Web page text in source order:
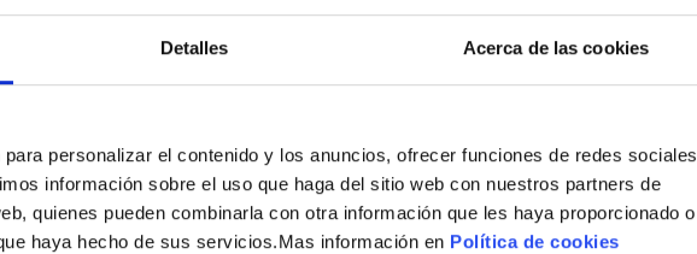
Detalles Acerca de las cookies
personalizar el contenido y los anuncios, ofrecer funciones de redes sociales
información sobre el uso que haga del sitio web con nuestros partners de
quienes pueden combinarla con otra información que les haya proporcionado o
haya hecho de sus servicios.Mas información en Política de cookies